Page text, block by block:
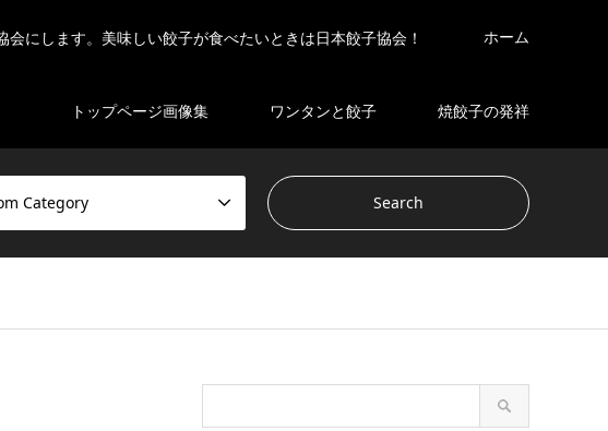
にします。美味しい餃子が食べたいときは日本餃子協会！ ホーム
トップページ画像集 ワンタンと餃子 焼餃子の発祥
Category